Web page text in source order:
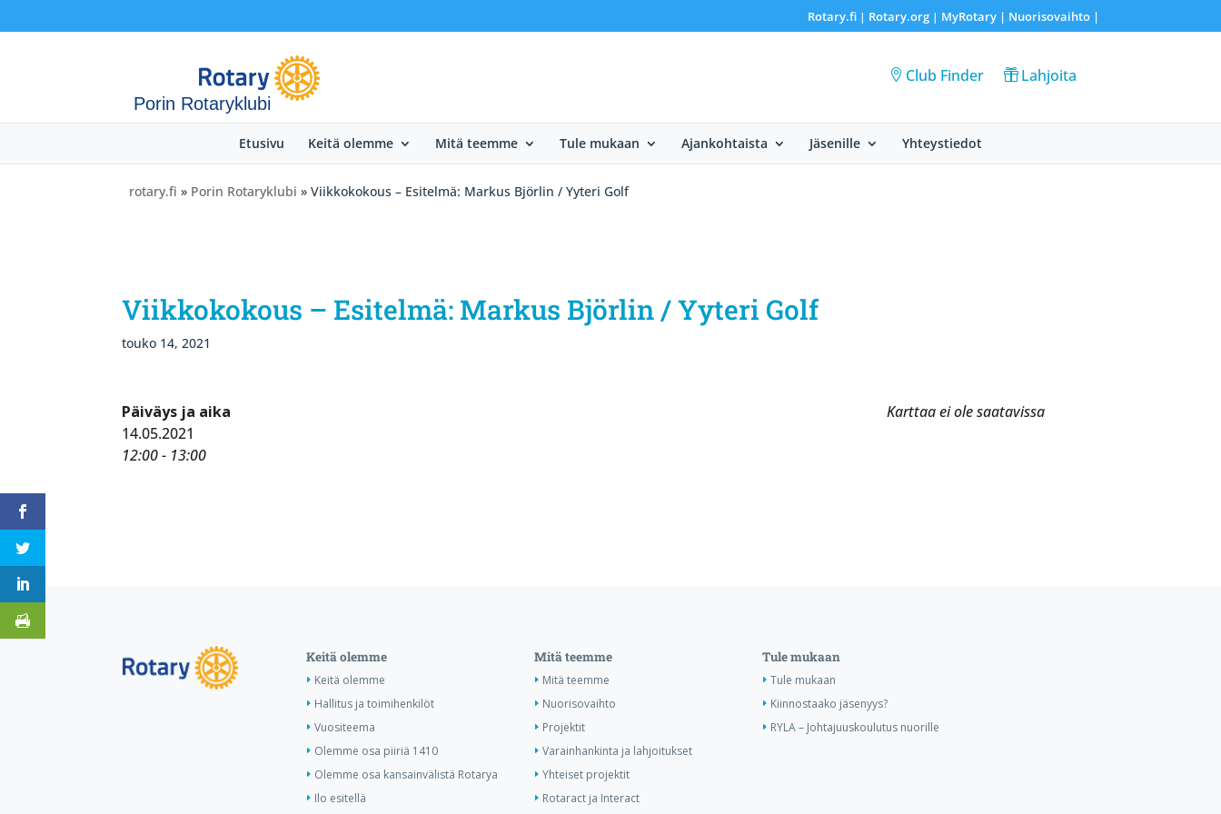
Rotary.fi| Rotary.org| MyRotary | Nuorisovaihto|
Porin Rotaryklubi
Club Finder Lahjoita
Etusivu Keitä olemme Mitä teemme Tule mukaan Ajankohtaista Jäsenille Yhteystiedot
rotary.fi » Porin Rotaryklubi » Viikkokokous – Esitelmä: Markus Björlin / Yyteri Golf
Viikkokokous – Esitelmä: Markus Björlin / Yyteri Golf
touko 14, 2021
Karttaa ei ole saatavissa
Päiväys ja aika
14.05.2021
12:00 - 13:00
Keitä olemme
Keitä olemme
Hallitus ja toimihenkilöt
Vuositeema
Olemme osa piiriä 1410
Olemme osa kansainvälistä Rotarya
Ilo esitellä
Mitä teemme
Mitä teemme
Nuorisovaihto
Projektit
Varainhankinta ja lahjoitukset
Yhteiset projektit
Rotaract ja Interact
Tule mukaan
Tule mukaan
Kiinnostaako jäsenyys?
RYLA – Johtajuuskoulutus nuorille